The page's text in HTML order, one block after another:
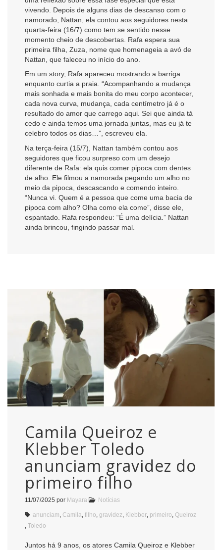
vivendo. Depois de alguns dias de descanso com o
namorado, Nattan, ela contou aos seguidores nesta
quarta-feira (16/7) como tem se sentido nesse
momento cheio de descobertas. Rafa espera sua
primeira filha, Zuza, nome que homenageia a avó de
Nattan, que faleceu no início do ano.
Em um story, Rafa apareceu mostrando a barriga
enquanto curtia a praia. “Acompanhando a mudança
mais sonhada e mais bonita do meu corpo acontecer,
cada nova curva, mudança, cada centímetro já é o
resultado do amor que carrego aqui. Sei que ainda tá
cedo e ainda temos uma jornada juntas, mas eu já te
celebro todos os dias…”, escreveu ela.
Na terça-feira (15/7), Nattan também contou aos
seguidores que ficou surpreso com um desejo
diferente de Rafa: ela quis comer pipoca com dentes
de alho. Ele filmou a namorada pegando um alho no
meio da pipoca, descascando e comendo inteiro.
“Nunca vi. Quem é a pessoa que come uma bacia de
pipoca com alho? Olha como ela come”, disse ele,
espantado. Rafa respondeu: “É uma delícia.” Nattan
ainda brincou, fingindo passar mal.
Camila Queiroz e
Klebber Toledo
anunciam gravidez do
primeiro filho
11/07/2025 por Mayara Notícias
anunciam Camila filho gravidez Klebber primeiro Queiroz
Toledo
Juntos há 9 anos, os atores Camila Queiroz e Klebber